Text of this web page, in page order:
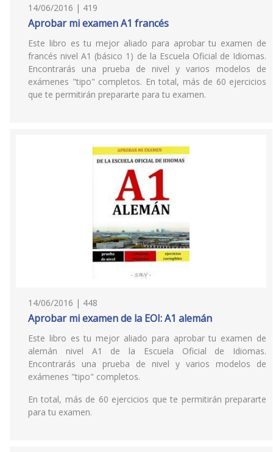
14/06/2016 | 419
Aprobar mi examen A1 francés
Este libro es tu mejor aliado para aprobar tu examen de
francés nivel A1 (básico 1) de la Escuela Oficial de Idiomas.
Encontrarás una prueba de nivel y varios modelos de
exámenes "tipo" completos. En total, más de 60 ejercicios
que te permitirán prepararte para tu examen.
14/06/2016 | 448
Aprobar mi examen de la EOI: A1 alemán
Este libro es tu mejor aliado para aprobar tu examen de
alemán nivel A1 de la Escuela Oficial de Idiomas.
Encontrarás una prueba de nivel y varios modelos de
exámenes "tipo" completos.
En total, más de 60 ejercicios que te permitirán prepararte
para tu examen.